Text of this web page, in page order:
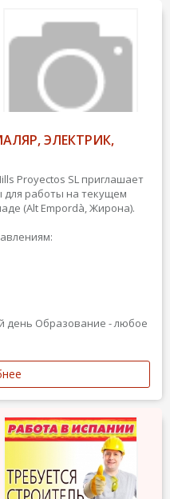
ЭЛЕКТРИК,
Proyectos SL приглашает
для работы на текущем
(Alt Empordà, Жирона).
день Образование - любое